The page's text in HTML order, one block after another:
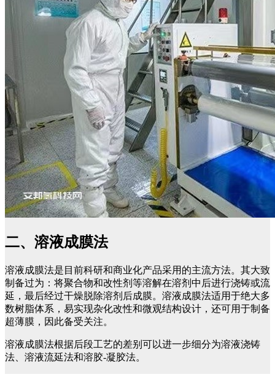
二、溶液成膜法
溶液成膜法是目前科研和商业化产品采用的主流方法。其大致
制备过为：将聚合物和改性剂等溶解在溶剂中后进行浇铸或流
延，最后经过干燥脱除溶剂后成膜。溶液成膜法适用于绝大多
数树脂体系，易实现杂化改性和微观结构设计，还可用于制备
超薄膜，因此备受关注。
溶液成膜法根据后段工艺的差别可以进一步细分为溶液浇铸
法、溶液流延法和溶胶-凝胶法。